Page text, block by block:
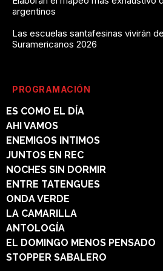
argentinos
Las escuelas santafesinas vivirán
Suramericanos 2026
PROGRAMACIÓN
ES COMO EL DÍA
AHI VAMOS
ENEMIGOS INTIMOS
JUNTOS EN REC
NOCHES SIN DORMIR
ENTRE TATENGUES
ONDA VERDE
LA CAMARILLA
ANTOLOGÍA
EL DOMINGO MENOS PENSADO
STOPPER SABALERO